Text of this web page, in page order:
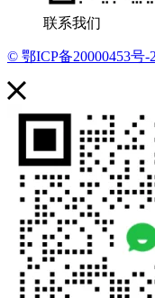
联系我们
© 鄂ICP备20000453号-2